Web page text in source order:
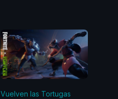
Vuelven las Tortugas